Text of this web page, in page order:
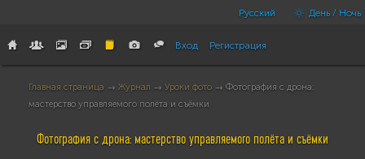
Русский День / Ночь
Вход Регистрация
Главная страница → Журнал → Уроки фото → Фотография с дрона:
мастерство управляемого полёта и съёмки
Фотография с дрона: мастерство управляемого полёта и съёмки